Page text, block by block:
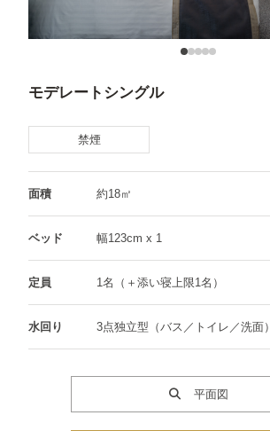
モデレートシングル
禁煙
面積 約18㎡
ベッド 幅123cm x 1
定員 1名（＋添い寝上限1名）
水回り 3点独立型（バス／トイレ／洗面）
平面図